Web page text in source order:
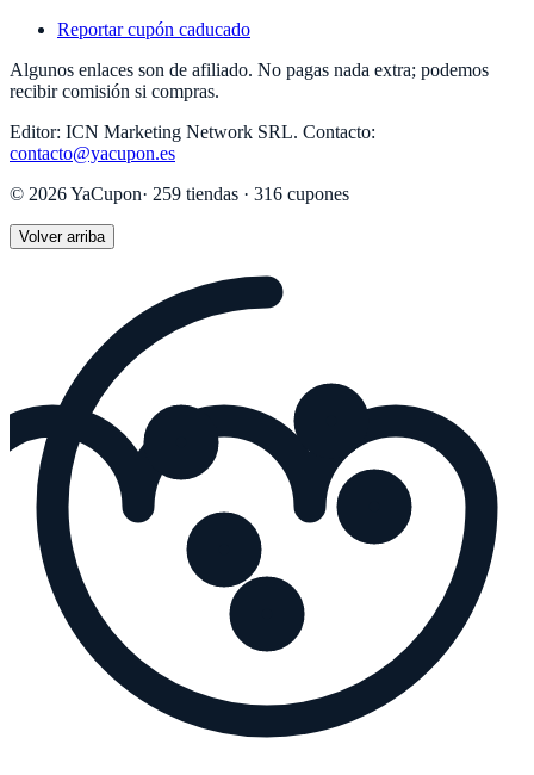
Reportar cupón caducado
Algunos enlaces son de afiliado. No pagas nada extra; podemos
recibir comisión si compras.
Editor: ICN Marketing Network SRL. Contacto:
contacto@yacupon.es
© 2026YaCupon· 259 tiendas · 316 cupones
Volver arriba